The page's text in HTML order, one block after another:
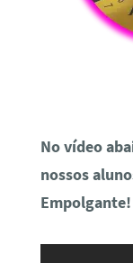
No vídeo
nossos
Empolgante!